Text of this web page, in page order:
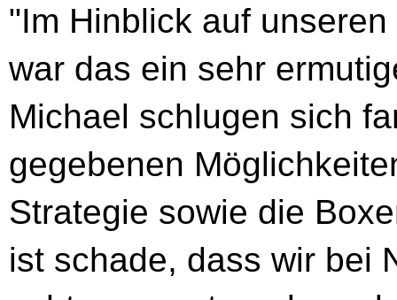
"Im Hinblick auf
war das ein sehr
Michael schlugen sich
gegebenen
Strategie sowie die
ist schade, dass wir bei